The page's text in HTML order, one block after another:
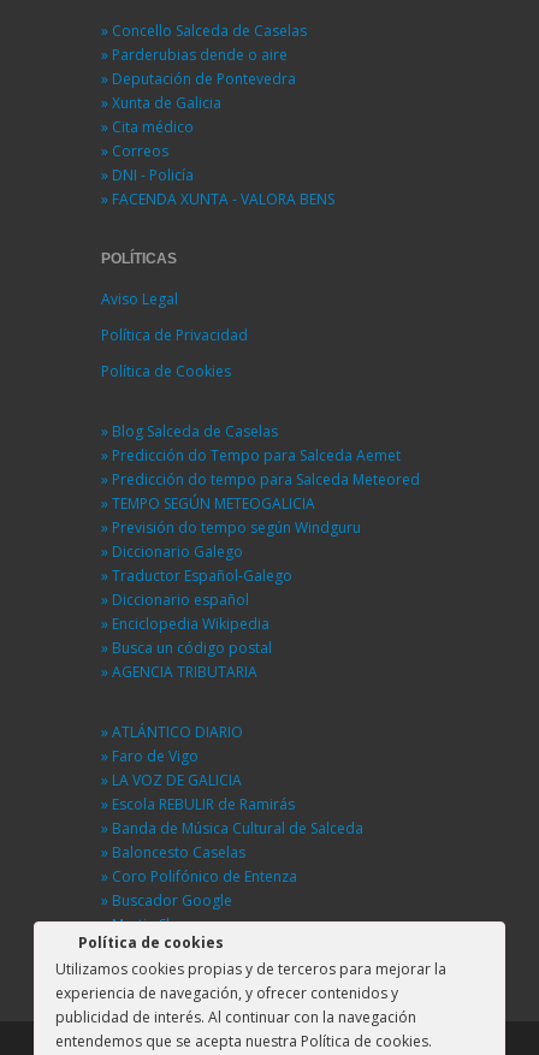
» Concello Salceda de Caselas
» Parderubias dende o aire
» Deputación de Pontevedra
» Xunta de Galicia
» Cita médico
» Correos
» DNI - Policía
» FACENDA XUNTA - VALORA BENS
POLÍTICAS
Aviso Legal
Política de Privacidad
Política de Cookies
» Blog Salceda de Caselas
» Predicción do Tempo para Salceda Aemet
» Predicción do tempo para Salceda Meteored
» TEMPO SEGÚN METEOGALICIA
» Previsión do tempo según Windguru
» Diccionario Galego
» Traductor Español-Galego
» Diccionario español
» Enciclopedia Wikipedia
» Busca un código postal
» AGENCIA TRIBUTARIA
» ATLÁNTICO DIARIO
» Faro de Vigo
» LA VOZ DE GALICIA
» Escola REBULIR de Ramirás
» Banda de Música Cultural de Salceda
» Baloncesto Caselas
» Coro Polifónico de Entenza
» Buscador Google
» Martin Sheen
» BUSCA UNHA RÚA
» DGT
Copyrights. © 2013 by Xunco | Diseño por Atlantic
Política de cookies
Utilizamos cookies propias y de terceros para mejorar la
experiencia de navegación, y ofrecer contenidos y
publicidad de interés. Al continuar con la navegación
entendemos que se acepta nuestra Política de cookies.